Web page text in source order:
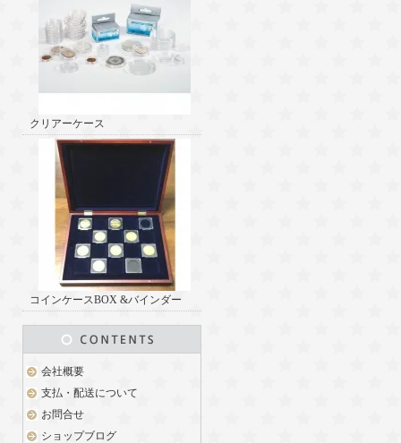
クリアーケース
コインケースBOX &バインダー
会社概要
支払・配送について
お問合せ
ショップブログ